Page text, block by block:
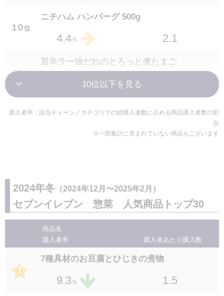
ピーマンの肉詰め
２４
2.5％ 1.4
2.4％
２９
国産小麦使用ジューシー焼き餃子5個入り
2.2
３０ 位
茄子の揚げ浸し
2.1 ％ 1.3
１０ 位
ニチハム ハンバーグ 500g
4.4％ 2.1
１１ 位
旨辛ラー油だれのとろっと煮たまご
１３
2.9％
１３
長芋醤油仕立てわさび付
2.9
１５ 位
セブンプレミアム 砂肝の炭火焼 70g
2.8 ％ 1.5
購入者率：該当チェーン／カテゴリでの総購入者数に占める商品購入者数の割
合
※一部集計に含まれていない商品もございます
2024年冬 （2024年12月〜2025年2月）
セブンイレブン 惣菜 人気商品トップ30
商品名
購入者率
購入者あたり 購入数
7種具材のお豆腐とひじきの煮物
9.3 ％ 1.5